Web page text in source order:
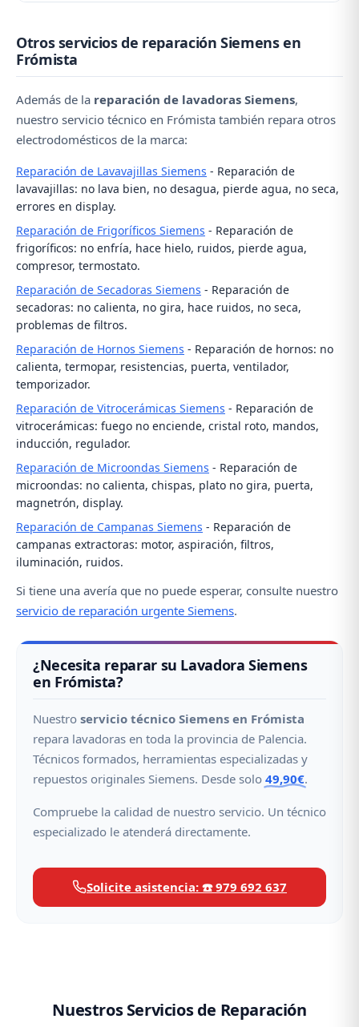
637 para una revisión profesional.
comunes (bomba de desagüe, cierre de puerta,
escobillas) tienen un coste asumible. Contacte con
presupuesto aproximado por teléfono.
Otros servicios de reparación Siemens en
Frómista
Además de la reparación de lavadoras Siemens,
nuestro servicio técnico en Frómista también repara otros
electrodomésticos de la marca:
Reparación de Lavavajillas Siemens - Reparación de
lavavajillas: no lava bien, no desagua, pierde agua, no seca,
errores en display.
Reparación de Frigoríficos Siemens - Reparación de
frigoríficos: no enfría, hace hielo, ruidos, pierde agua,
compresor, termostato.
Reparación de Secadoras Siemens - Reparación de
secadoras: no calienta, no gira, hace ruidos, no seca,
problemas de filtros.
Reparación de Hornos Siemens - Reparación de hornos: no
calienta, termopar, resistencias, puerta, ventilador,
temporizador.
Reparación de Vitrocerámicas Siemens - Reparación de
vitrocerámicas: fuego no enciende, cristal roto, mandos,
inducción, regulador.
Reparación de Microondas Siemens - Reparación de
microondas: no calienta, chispas, plato no gira, puerta,
magnetrón, display.
Reparación de Campanas Siemens - Reparación de
campanas extractoras: motor, aspiración, filtros,
iluminación, ruidos.
Si tiene una avería que no puede esperar, consulte nuestro
servicio de reparación urgente Siemens.
¿Necesita reparar su Lavadora Siemens
en Frómista?
Nuestro servicio técnico Siemens en Frómista
repara lavadoras en toda la provincia de Palencia.
Técnicos formados, herramientas especializadas y
repuestos originales Siemens. Desde solo 49,90€.
Compruebe la calidad de nuestro servicio. Un técnico
especializado le atenderá directamente.
Solicite asistencia: ☎️ 979 692 637
Nuestros Servicios de Reparación